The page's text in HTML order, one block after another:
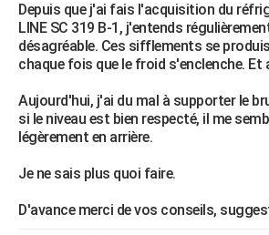
Forum
Aménagement intérieur
Extérieur
Cuisine
Salle de bains
Jardinage
Rangement
WEEK-END
Guides de France
Escapades
Patrimoine
Expositions
Musées
Week-end nature
+LIFESTYLE
SANTE
Alimentation
Guide de la santé
Maladies
Médicaments
Sommeil
VOYAGE
Destinations
City break
Voyage nature
Voyage de noces
Forum
ClimatPHOTO
GUIDES D'ACHAT
Depuis que j'ai fais l'acquisition du
LINE SC 319 B-1, j'entends
désagréable. Ces sifflements se
chaque fois que le froid s'enclenche. Et
Aujourd'hui, j'ai du mal à supporter le
si le niveau est bien respecté, il me
légèrement en arrière.
Je ne sais plus quoi faire.
D'avance merci de vos conseils,